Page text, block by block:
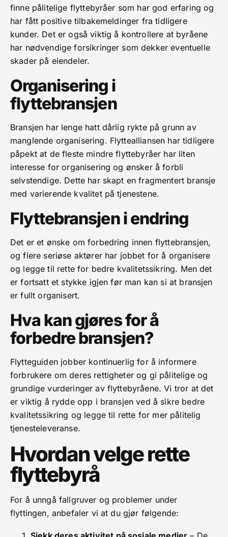
finne pålitelige flyttebyråer som har god erfaring og
har fått positive tilbakemeldinger fra tidligere
kunder. Det er også viktig å kontrollere at byråene
har nødvendige forsikringer som dekker eventuelle
skader på eiendeler.
Organisering i
flyttebransjen
Bransjen har lenge hatt dårlig rykte på grunn av
manglende organisering. Flyttealliansen har tidligere
påpekt at de fleste mindre flyttebyråer har liten
interesse for organisering og ønsker å forbli
selvstendige. Dette har skapt en fragmentert bransje
med varierende kvalitet på tjenestene.
Flyttebransjen i endring
Det er et ønske om forbedring innen flyttebransjen,
og flere seriøse aktører har jobbet for å organisere
og legge til rette for bedre kvalitetssikring. Men det
er fortsatt et stykke igjen før man kan si at bransjen
er fullt organisert.
Hva kan gjøres for å
forbedre bransjen?
Flytteguiden jobber kontinuerlig for å informere
forbrukere om deres rettigheter og gi pålitelige og
grundige vurderinger av flyttebyråene. Vi tror at det
er viktig å rydde opp i bransjen ved å sikre bedre
kvalitetssikring og legge til rette for mer pålitelig
tjenesteleveranse.
Hvordan velge rette
flyttebyrå
For å unngå fallgruver og problemer under
flyttingen, anbefaler vi at du gjør følgende: